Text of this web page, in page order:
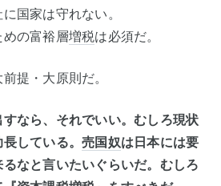
国家は守れない。
の富裕層増税は必須だ。
提・大原則だ。
すなら、それでいい。むしろ現状
している。 売国奴は日本には要
なと言いたいぐらいだ。むしろ